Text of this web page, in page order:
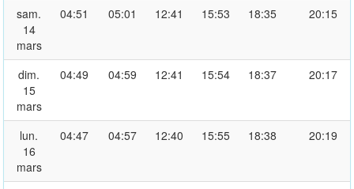
sam.
14
mars
04:51 05:01 12:41 15:53 18:35 20:15
dim.
15
mars
04:49 04:59 12:41 15:54 18:37 20:17
lun.
16
mars
04:47 04:57 12:40 15:55 18:38 20:19